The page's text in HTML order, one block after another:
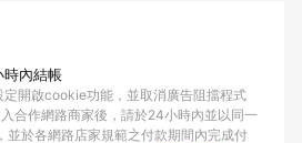
時內結帳
定開啟cookie功能，並取消廣告阻擋程式
合作網路商家後，請於24小時內並以同一
並於各網路店家規範之付款期間內完成付